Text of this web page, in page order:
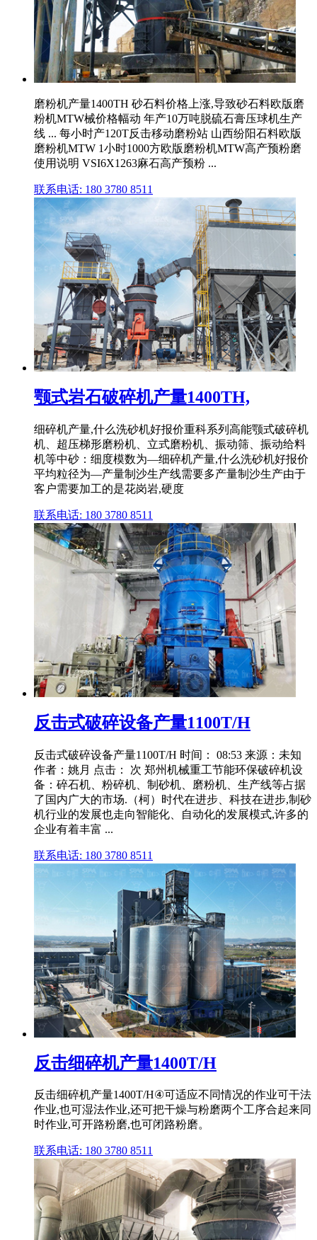
磨粉机产量1400TH 砂石料价格上涨,导致砂石料欧版磨
粉机MTW械价格幅动 年产10万吨脱硫石膏压球机生产
线 ... 每小时产120T反击移动磨粉站 山西纷阳石料欧版
磨粉机MTW 1小时1000方欧版磨粉机MTW高产预粉磨
使用说明 VSI6X1263麻石高产预粉 ...
联系电话: 180 3780 8511
颚式岩石破碎机产量1400TH,
细碎机产量,什么洗砂机好报价重科系列高能颚式破碎机
机、超压梯形磨粉机、立式磨粉机、振动筛、振动给料
机等中砂：细度模数为—细碎机产量,什么洗砂机好报价
平均粒径为—产量制沙生产线需要多产量制沙生产由于
客户需要加工的是花岗岩,硬度
联系电话: 180 3780 8511
反击式破碎设备产量1100T/H
反击式破碎设备产量1100T/H 时间： 08:53 来源：未知
作者：姚月 点击： 次 郑州机械重工节能环保破碎机设
备：碎石机、粉碎机、制砂机、磨粉机、生产线等占据
了国内广大的市场.（柯）时代在进步、科技在进步,制砂
机行业的发展也走向智能化、自动化的发展模式,许多的
企业有着丰富 ...
联系电话: 180 3780 8511
反击细碎机产量1400T/H
反击细碎机产量1400T/H④可适应不同情况的作业可干法
作业,也可湿法作业,还可把干燥与粉磨两个工序合起来同
时作业,可开路粉磨,也可闭路粉磨。
联系电话: 180 3780 8511